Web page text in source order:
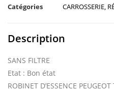
Catégories
CARROSSERIE
Description
SANS FILTRE
Etat : Bon état
ROBINET D’ESSENCE